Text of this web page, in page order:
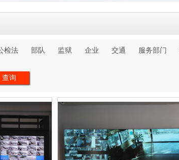
检法 部队 监狱 企业 交通 服务部门